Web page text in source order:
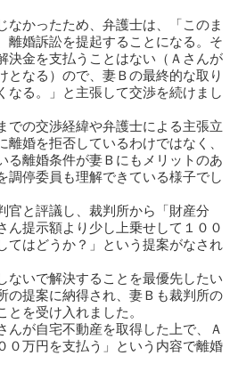
なかったため、弁護士は、「このま
離婚訴訟を提起することになる。そ
決金を支払うことはない（Ａさんが
となる）ので、妻Ｂの最終的な取り
なる。」と主張して交渉を続けまし
での交渉経緯や弁護士による主張立
婚を拒否しているわけではなく、
る離婚条件が妻Ｂにもメリットのあ
調停委員も理解できている様子でし
官と評議し、裁判所から「財産分
ん提示額より少し上乗せして１００
てはどうか？」という提案がなされ
ないで解決することを最優先したい
の提案に納得され、妻Ｂも裁判所の
を受け入れました。
んが自宅不動産を取得した上で、Ａ
０万円を支払う」という内容で離婚